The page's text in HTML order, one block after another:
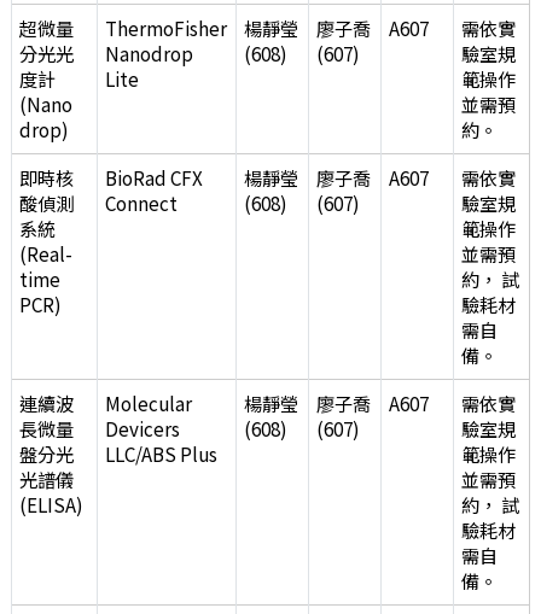
超微量
分光光
度計
(Nano
drop)
ThermoFisher
Nanodrop
Lite
楊靜瑩
(608)
廖子喬
(607)
A607
需依實
驗室規
範操作
並需預
約。
即時核
酸偵測
系統
(Real-
time
PCR)
BioRad CFX
Connect
楊靜瑩
(608)
廖子喬
(607)
A607
需依實
驗室規
範操作
並需預
約， 試
驗耗材
需自
備。
連續波
長微量
盤分光
光譜儀
(ELISA)
Molecular
Devicers
LLC/ABS Plus
楊靜瑩
(608)
廖子喬
(607)
A607
需依實
驗室規
範操作
並需預
約， 試
驗耗材
需自
備。